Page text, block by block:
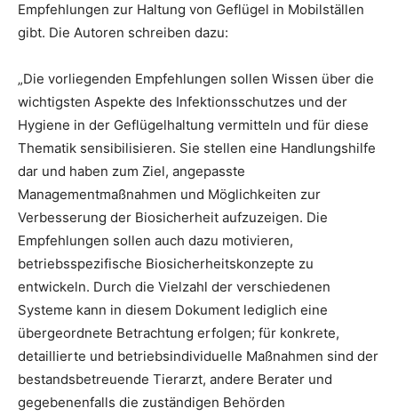
Empfehlungen zur Haltung von Geflügel in Mobilställen
gibt. Die Autoren schreiben dazu:
„Die vorliegenden Empfehlungen sollen Wissen über die
wichtigsten Aspekte des Infektionsschutzes und der
Hygiene in der Geflügelhaltung vermitteln und für diese
Thematik sensibilisieren. Sie stellen eine Handlungshilfe
dar und haben zum Ziel, angepasste
Managementmaßnahmen und Möglichkeiten zur
Verbesserung der Biosicherheit aufzuzeigen. Die
Empfehlungen sollen auch dazu motivieren,
betriebsspezifische Biosicherheitskonzepte zu
entwickeln. Durch die Vielzahl der verschiedenen
Systeme kann in diesem Dokument lediglich eine
übergeordnete Betrachtung erfolgen; für konkrete,
detaillierte und betriebsindividuelle Maßnahmen sind der
bestandsbetreuende Tierarzt, andere Berater und
gegebenenfalls die zuständigen Behörden